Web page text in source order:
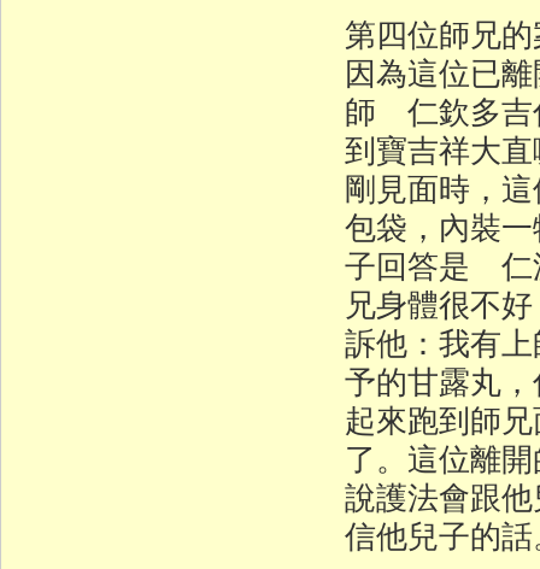
第四位師兄
因為這位已
師 仁欽多吉
到寶吉祥大
剛見面時，
包袋，內裝
子回答是 仁
兄身體很不
訴他：我有
予的甘露丸
起來跑到師
了。這位離
說護法會跟
信他兒子的